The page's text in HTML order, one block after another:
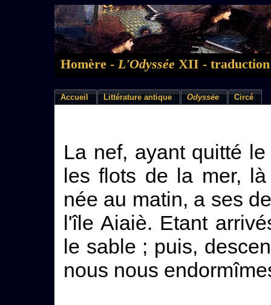
Homère - L'Odyssée XII - traduction
Accueil Littérature antique Odyssée Circé
La nef, ayant quitté
les flots de la mer,
née au matin, a ses
l'île Aiaiè. Etant
le sable ; puis,
nous nous